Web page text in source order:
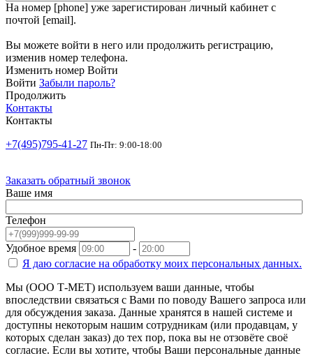
На номер [phone] уже зарегистирован личный кабинет с
почтой [email].
Вы можете войти в него или продолжить регистрацию,
изменив номер телефона.
Изменить номер Войти
Войти Забыли пароль?
Продолжить
Контакты
Контакты
+7(495)795-41-27 Пн-Пт: 9:00-18:00
Заказать обратный звонок
Ваше имя
Телефон
Удобное время
-
Я даю согласие на обработку моих персональных данных.
Мы (ООО Т-МЕТ) используем ваши данные, чтобы
впоследствии связаться с Вами по поводу Вашего запроса или
для обсуждения заказа. Данные хранятся в нашей системе и
доступны некоторым нашим сотрудникам (или продавцам, у
которых сделан заказ) до тех пор, пока вы не отзовёте своё
согласие. Если вы хотите, чтобы Ваши персональные данные